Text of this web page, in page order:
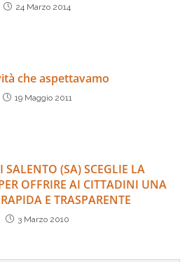
24 Marzo 2014
che aspettavamo
19 Maggio 2011
(SA) SCEGLIE LA
OFFRIRE AI CITTADINI UNA
E TRASPARENTE
3 Marzo 2010